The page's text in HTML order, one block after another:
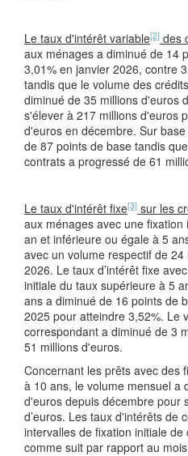
Le taux d'intérêt variable[2] des
aux ménages a diminué de 14
3,01% en janvier 2026, contre
tandis que le volume des
diminué de 35 millions d'euros
s'élever à 217 millions d'euros
d'euros en décembre. Sur
de 87 points de base tandis
contrats a progressé de 61
Le taux d'intérêt fixe[3] sur les
aux ménages avec une
an et inférieure ou égale à 5
avec un volume respectif de
2026. Le taux d’intérêt fixe
initiale du taux supérieure à 5
ans a diminué de 16 points de
2025 pour atteindre 3,52%. Le
correspondant a diminué de 3
51 millions d'euros.
Concernant les prêts avec des
à 10 ans, le volume mensuel a
d'euros depuis décembre pour
d’euros. Les taux d'intérêts de
intervalles de fixation initiale de
comme suit par rapport au